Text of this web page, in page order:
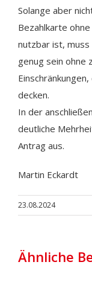
Solange aber
Bezahlkarte
nutzbar ist,
genug sein ohne
decken.
In der
deutliche
Antrag aus.
Martin Eckardt
23.08.2024
Ähnliche